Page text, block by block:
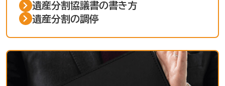
遺産分割協議書の書き方
遺産分割の調停